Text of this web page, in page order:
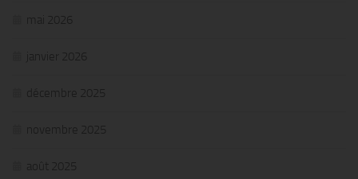
mai 2026
janvier 2026
décembre 2025
novembre 2025
août 2025